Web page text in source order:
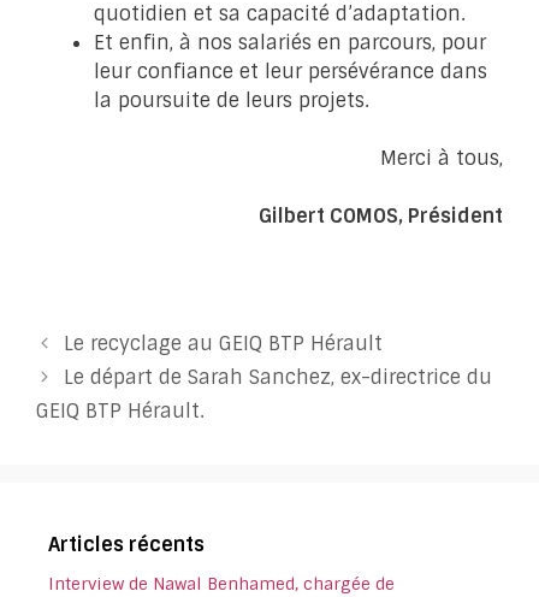
quotidien et sa capacité d’adaptation.
Et enfin, à nos salariés en parcours, pour
leur confiance et leur persévérance dans
la poursuite de leurs projets.
Merci à tous,
Gilbert COMOS, Président
Le recyclage au GEIQ BTP Hérault
Le départ de Sarah Sanchez, ex-directrice du
GEIQ BTP Hérault.
Articles récents
Interview de Nawal Benhamed, chargée de